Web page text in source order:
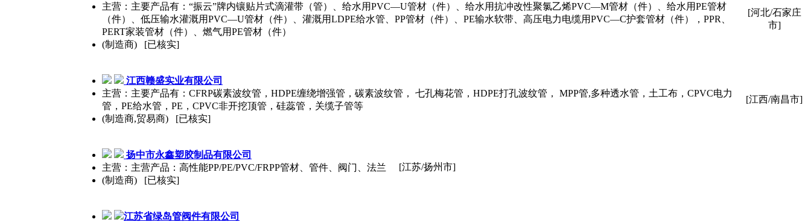
主营：主要产品有：“振云”牌内镶贴片式滴灌带（管）、给水用PVC—U管材（件）、给水用抗冲改性聚氯乙烯PVC—M管材（件）、给水用PE管材
（件）、低压输水灌溉用PVC—U管材（件）、灌溉用LDPE给水管、PP管材（件）、PE输水软带、高压电力电缆用PVC—C护套管材（件），PPR、
PERT家装管材（件）、燃气用PE管材（件）
(制造商) [已核实]
[河北/石家庄
市]
江西赣盛实业有限公司
主营：主要产品有：CFRP碳素波纹管，HDPE缠绕增强管，碳素波纹管， 七孔梅花管，HDPE打孔波纹管， MPP管,多种透水管，土工布，CPVC电力
管，PE给水管，PE，CPVC非开挖顶管，硅蕊管，关缆子管等
(制造商,贸易商) [已核实]
[江西/南昌市]
扬中市永鑫塑胶制品有限公司
主营：主营产品：高性能PP/PE/PVC/FRPP管材、管件、阀门、法兰
(制造商) [已核实]
[江苏/扬州市]
江苏省绿岛管阀件有限公司